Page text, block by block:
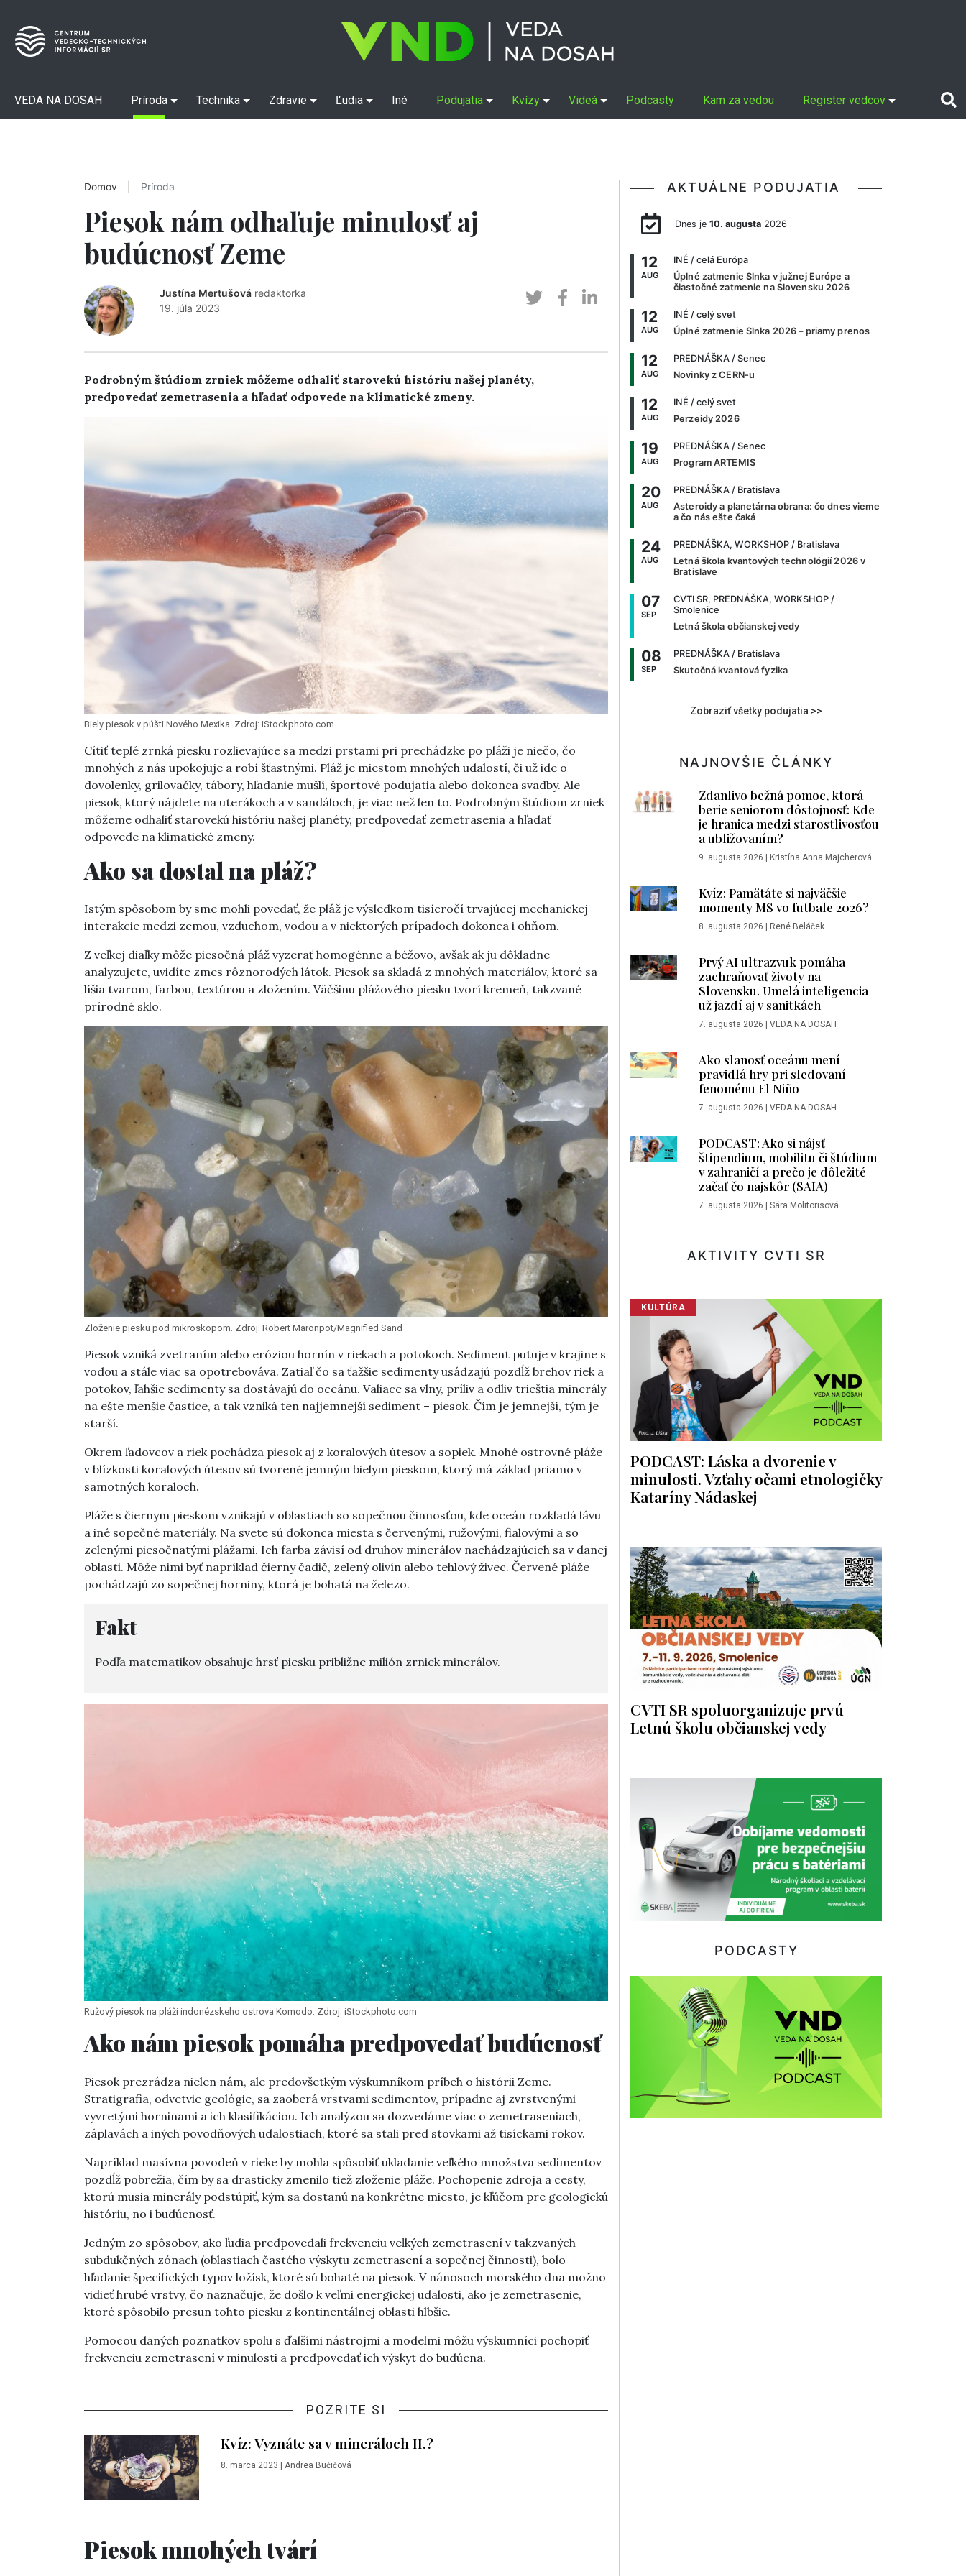
VEDA NA DOSAH Príroda Technika Zdravie Ľudia Iné Podujatia Kvízy Videá Podcasty Kam za vedou Register vedcov
Domov Príroda
Piesok nám odhaľuje minulosť aj
budúcnosť Zeme
Justína Mertušová redaktorka
19. júla 2023
Podrobným štúdiom zrniek môžeme odhaliť starovekú históriu našej planéty,
predpovedať zemetrasenia a hľadať odpovede na klimatické zmeny.
Biely piesok v púšti Nového Mexika. Zdroj: iStockphoto.com
Cítiť teplé zrnká piesku rozlievajúce sa medzi prstami pri prechádzke po pláži je niečo, čo
mnohých z nás upokojuje a robí šťastnými. Pláž je miestom mnohých udalostí, či už ide o
dovolenky, grilovačky, tábory, hľadanie mušlí, športové podujatia alebo dokonca svadby. Ale
piesok, ktorý nájdete na uterákoch a v sandáloch, je viac než len to. Podrobným štúdiom zrniek
môžeme odhaliť starovekú históriu našej planéty, predpovedať zemetrasenia a hľadať
odpovede na klimatické zmeny.
Ako sa dostal na pláž?
Istým spôsobom by sme mohli povedať, že pláž je výsledkom tisícročí trvajúcej mechanickej
interakcie medzi zemou, vzduchom, vodou a v niektorých prípadoch dokonca i ohňom.
Z veľkej diaľky môže piesočná pláž vyzerať homogénne a béžovo, avšak ak ju dôkladne
analyzujete, uvidíte zmes rôznorodých látok. Piesok sa skladá z mnohých materiálov, ktoré sa
líšia tvarom, farbou, textúrou a zložením. Väčšinu plážového piesku tvorí kremeň, takzvané
prírodné sklo.
Zloženie piesku pod mikroskopom. Zdroj: Robert Maronpot/Magnified Sand
Piesok vzniká zvetraním alebo eróziou hornín v riekach a potokoch. Sediment putuje v krajine s
vodou a stále viac sa opotrebováva. Zatiaľ čo sa ťažšie sedimenty usádzajú pozdĺž brehov riek a
potokov, ľahšie sedimenty sa dostávajú do oceánu. Valiace sa vlny, príliv a odliv trieštia minerály
na ešte menšie častice, a tak vzniká ten najjemnejší sediment – piesok. Čím je jemnejší, tým je
starší.
Okrem ľadovcov a riek pochádza piesok aj z koralových útesov a sopiek. Mnohé ostrovné pláže
v blízkosti koralových útesov sú tvorené jemným bielym pieskom, ktorý má základ priamo v
samotných koraloch.
Pláže s čiernym pieskom vznikajú v oblastiach so sopečnou činnosťou, kde oceán rozkladá lávu
a iné sopečné materiály. Na svete sú dokonca miesta s červenými, ružovými, fialovými a so
zelenými piesočnatými plážami. Ich farba závisí od druhov minerálov nachádzajúcich sa v danej
oblasti. Môže nimi byť napríklad čierny čadič, zelený olivín alebo tehlový živec. Červené pláže
pochádzajú zo sopečnej horniny, ktorá je bohatá na železo.
Fakt
Podľa matematikov obsahuje hrsť piesku približne milión zrniek minerálov.
Ružový piesok na pláži indonézskeho ostrova Komodo. Zdroj: iStockphoto.com
Ako nám piesok pomáha predpovedať budúcnosť
Piesok prezrádza nielen nám, ale predovšetkým výskumníkom príbeh o histórii Zeme.
Stratigrafia, odvetvie geológie, sa zaoberá vrstvami sedimentov, prípadne aj zvrstvenými
vyvretými horninami a ich klasifikáciou. Ich analýzou sa dozvedáme viac o zemetraseniach,
záplavách a iných povodňových udalostiach, ktoré sa stali pred stovkami až tisíckami rokov.
Napríklad masívna povodeň v rieke by mohla spôsobiť ukladanie veľkého množstva sedimentov
pozdĺž pobrežia, čím by sa drasticky zmenilo tiež zloženie pláže. Pochopenie zdroja a cesty,
ktorú musia minerály podstúpiť, kým sa dostanú na konkrétne miesto, je kľúčom pre geologickú
históriu, no i budúcnosť.
Jedným zo spôsobov, ako ľudia predpovedali frekvenciu veľkých zemetrasení v takzvaných
subdukčných zónach (oblastiach častého výskytu zemetrasení a sopečnej činnosti), bolo
hľadanie špecifických typov ložísk, ktoré sú bohaté na piesok. V nánosoch morského dna možno
vidieť hrubé vrstvy, čo naznačuje, že došlo k veľmi energickej udalosti, ako je zemetrasenie,
ktoré spôsobilo presun tohto piesku z kontinentálnej oblasti hlbšie.
Pomocou daných poznatkov spolu s ďalšími nástrojmi a modelmi môžu výskumníci pochopiť
frekvenciu zemetrasení v minulosti a predpovedať ich výskyt do budúcna.
POZRITE SI
Kvíz: Vyznáte sa v mineráloch II.?
8. marca 2023 Andrea Bučičová
Piesok mnohých tvárí
AKTUÁLNE PODUJATIA
Dnes je 10. augusta2026
12
AUG
INÉ / celá Európa
Úplné zatmenie Slnka v južnej Európe a
čiastočné zatmenie na Slovensku 2026
12
AUG
INÉ / celý svet
Úplné zatmenie Slnka 2026 – priamy prenos
12
AUG
PREDNÁŠKA / Senec
Novinky z CERN-u
12
AUG
INÉ / celý svet
Perzeidy 2026
19
AUG
PREDNÁŠKA / Senec
Program ARTEMIS
20
AUG
PREDNÁŠKA / Bratislava
Asteroidy a planetárna obrana: čo dnes vieme
a čo nás ešte čaká
24
AUG
PREDNÁŠKA, WORKSHOP / Bratislava
Letná škola kvantových technológií 2026 v
Bratislave
07
SEP
CVTI SR, PREDNÁŠKA, WORKSHOP /
Smolenice
Letná škola občianskej vedy
08
SEP
PREDNÁŠKA / Bratislava
Skutočná kvantová fyzika
Zobraziť všetky podujatia >>
NAJNOVŠIE ČLÁNKY
Zdanlivo bežná pomoc, ktorá
berie seniorom dôstojnosť: Kde
je hranica medzi starostlivosťou
a ubližovaním?
9. augusta 2026 | Kristína Anna Majcherová
Kvíz: Pamätáte si najväčšie
momenty MS vo futbale 2026?
8. augusta 2026 | René Beláček
Prvý AI ultrazvuk pomáha
zachraňovať životy na
Slovensku. Umelá inteligencia
už jazdí aj v sanitkách
7. augusta 2026 | VEDA NA DOSAH
Ako slanosť oceánu mení
pravidlá hry pri sledovaní
fenoménu El Niño
7. augusta 2026 | VEDA NA DOSAH
PODCAST: Ako si nájsť
štipendium, mobilitu či štúdium
v zahraničí a prečo je dôležité
začať čo najskôr (SAIA)
7. augusta 2026 | Sára Molitorisová
AKTIVITY CVTI SR
KULTÚRA
PODCAST: Láska a dvorenie v
minulosti. Vzťahy očami etnologičky
Kataríny Nádaskej
CVTI SR spoluorganizuje prvú
Letnú školu občianskej vedy
PODCASTY